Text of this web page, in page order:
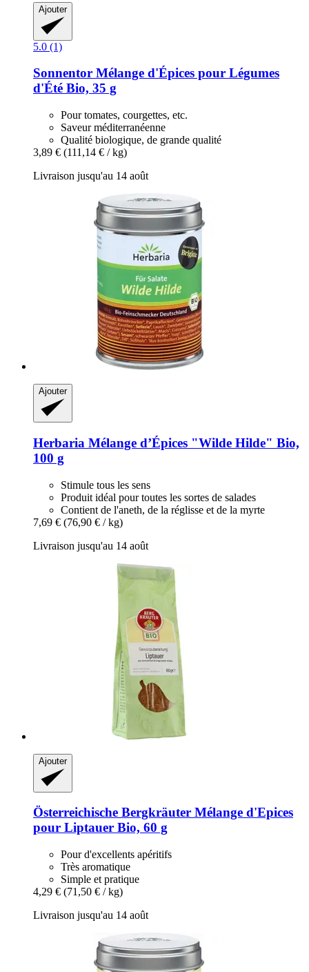
Ajouter
5.0 (1)
Sonnentor Mélange d'Épices pour Légumes
d'Été Bio, 35 g
Pour tomates, courgettes, etc.
Saveur méditerranéenne
Qualité biologique, de grande qualité
3,89 € (111,14 € / kg)
Livraison jusqu'au 14 août
Ajouter
Herbaria Mélange d’Épices "Wilde Hilde" Bio,
100 g
Stimule tous les sens
Produit idéal pour toutes les sortes de salades
Contient de l'aneth, de la réglisse et de la myrte
7,69 € (76,90 € / kg)
Livraison jusqu'au 14 août
Ajouter
Österreichische Bergkräuter Mélange d'Epices
pour Liptauer Bio, 60 g
Pour d'excellents apéritifs
Très aromatique
Simple et pratique
4,29 € (71,50 € / kg)
Livraison jusqu'au 14 août